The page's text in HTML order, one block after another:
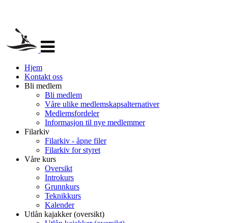
navigasjon
Hjem
Kontakt oss
Bli medlem
Bli medlem
Våre ulike medlemskapsalternativer
Medlemsfordeler
Informasjon til nye medlemmer
Filarkiv
Filarkiv - åpne filer
Filarkiv for styret
Våre kurs
Oversikt
Introkurs
Grunnkurs
Teknikkurs
Kalender
Utlån kajakker (oversikt)